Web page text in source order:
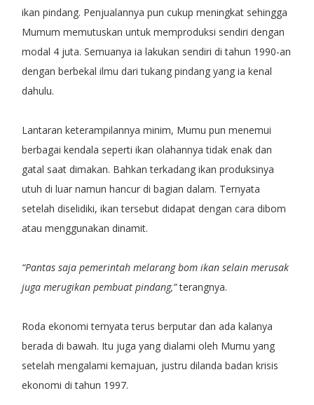
ikan pindang. Penjualannya pun cukup meningkat sehingga
Mumum memutuskan untuk memproduksi sendiri dengan
modal 4 juta. Semuanya ia lakukan sendiri di tahun 1990-an
dengan berbekal ilmu dari tukang pindang yang ia kenal
dahulu.
Lantaran keterampilannya minim, Mumu pun menemui
berbagai kendala seperti ikan olahannya tidak enak dan
gatal saat dimakan. Bahkan terkadang ikan produksinya
utuh di luar namun hancur di bagian dalam. Ternyata
setelah diselidiki, ikan tersebut didapat dengan cara dibom
atau menggunakan dinamit.
“Pantas saja pemerintah melarang bom ikan selain merusak
juga merugikan pembuat pindang,”terangnya.
Roda ekonomi ternyata terus berputar dan ada kalanya
berada di bawah. Itu juga yang dialami oleh Mumu yang
setelah mengalami kemajuan, justru dilanda badan krisis
ekonomi di tahun 1997.